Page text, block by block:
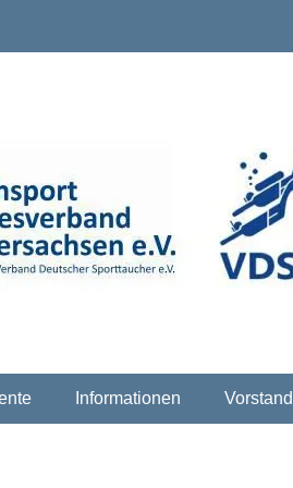
Informationen Vorstand